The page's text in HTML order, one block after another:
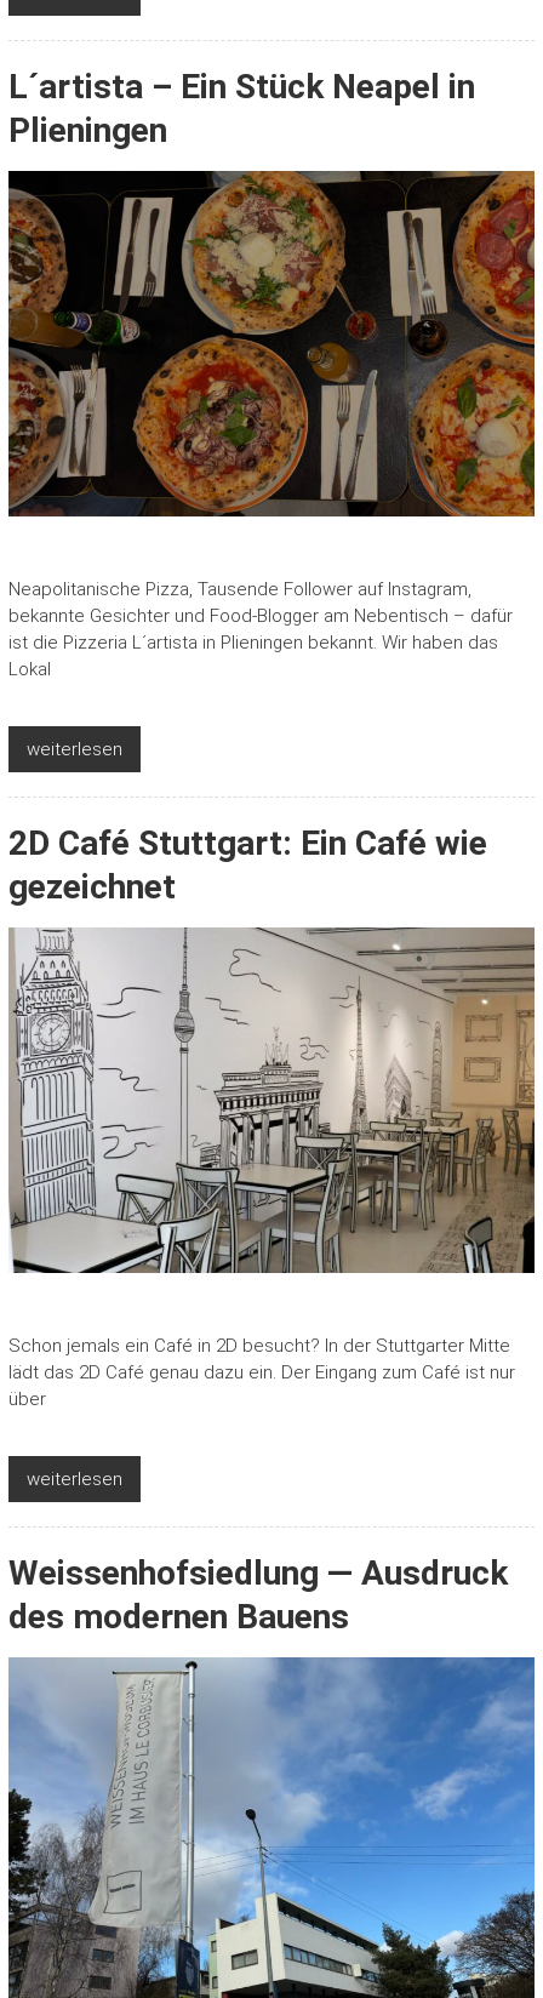
L´artista – Ein Stück Neapel in
Plieningen
Neapolitanische Pizza, Tausende Follower auf Instagram,
bekannte Gesichter und Food-Blogger am Nebentisch – dafür
ist die Pizzeria L´artista in Plieningen bekannt. Wir haben das
Lokal
weiterlesen
2D Café Stuttgart: Ein Café wie
gezeichnet
Schon jemals ein Café in 2D besucht? In der Stuttgarter Mitte
lädt das 2D Café genau dazu ein. Der Eingang zum Café ist nur
über
weiterlesen
Weissenhofsiedlung — Ausdruck
des modernen Bauens